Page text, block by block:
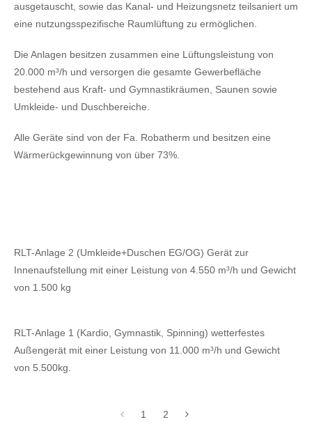
ausgetauscht, sowie das Kanal- und Heizungsnetz teilsaniert um
eine nutzungsspezifische Raumlüftung zu ermöglichen.
Die Anlagen besitzen zusammen eine Lüftungsleistung von
20.000 m³/h und versorgen die gesamte Gewerbefläche
bestehend aus Kraft- und Gymnastikräumen, Saunen sowie
Umkleide- und Duschbereiche.
Alle Geräte sind von der Fa. Robatherm und besitzen eine
Wärmerückgewinnung von über 73%.
RLT-Anlage 2 (Umkleide+Duschen EG/OG) Gerät zur
Innenaufstellung mit einer Leistung von 4.550 m³/h und Gewicht
von 1.500 kg
RLT-Anlage 1 (Kardio, Gymnastik, Spinning) wetterfestes
Außengerät mit einer Leistung von 11.000 m³/h und Gewicht
von 5.500kg.
1 2